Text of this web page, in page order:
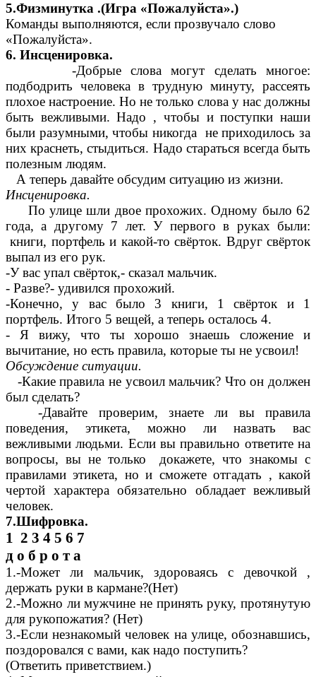
5.Физминутка .(Игра «Пожалуйста».)
Команды выполняются, если прозвучало слово
«Пожалуйста».
6. Инсценировка.
-Добрые слова могут сделать многое:
подбодрить человека в трудную минуту, рассеять
плохое настроение. Но не только слова у нас должны
быть вежливыми. Надо , чтобы и поступки наши
были разумными, чтобы никогда не приходилось за
них краснеть, стыдиться. Надо стараться всегда быть
полезным людям.
А теперь давайте обсудим ситуацию из жизни.
Инсценировка.
По улице шли двое прохожих. Одному было 62
года, а другому 7 лет. У первого в руках были:
книги, портфель и какой-то свёрток. Вдруг свёрток
выпал из его рук.
-У вас упал свёрток,- сказал мальчик.
- Разве?- удивился прохожий.
-Конечно, у вас было 3 книги, 1 свёрток и 1
портфель. Итого 5 вещей, а теперь осталось 4.
- Я вижу, что ты хорошо знаешь сложение и
вычитание, но есть правила, которые ты не усвоил!
Обсуждение ситуации.
-Какие правила не усвоил мальчик? Что он должен
был сделать?
-Давайте проверим, знаете ли вы правила
поведения, этикета, можно ли назвать вас
вежливыми людьми. Если вы правильно ответите на
вопросы, вы не только докажете, что знакомы с
правилами этикета, но и сможете отгадать , какой
чертой характера обязательно обладает вежливый
человек.
7.Шифровка.
1 2 3 4 5 6 7
д о б р о т а
1.-Может ли мальчик, здороваясь с девочкой ,
держать руки в кармане?(Нет)
2.-Можно ли мужчине не принять руку, протянутую
для рукопожатия? (Нет)
3.-Если незнакомый человек на улице, обознавшись,
поздоровался с вами, как надо поступить?
(Ответить приветствием.)